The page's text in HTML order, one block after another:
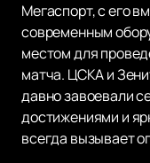
Мегаспорт, с его
современным
местом для
матча. ЦСКА и
давно завоевали
достижениями и
всегда вызывает